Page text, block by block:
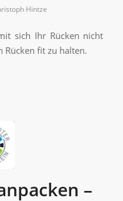
Hintze
sich Ihr Rücken nicht
Rücken fit zu halten.
–